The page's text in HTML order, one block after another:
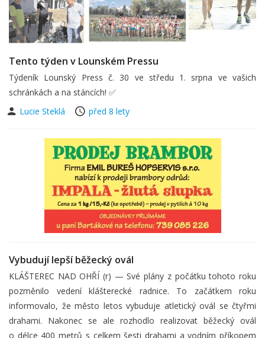
Tento týden v Lounském Pressu
Týdeník Lounský Press č. 30 ve středu 1. srpna ve vašich
schránkách a na stáncích! ✅
Lucie Steklá
před 8 lety
Vybudují lepší běžecký ovál
KLÁŠTEREC NAD OHŘÍ (r) — Své plány z počátku tohoto roku
pozměnilo vedení klášterecké radnice. To začátkem roku
informovalo, že město letos vybuduje atletický ovál se čtyřmi
drahami. Nakonec se ale rozhodlo realizovat běžecký ovál
o délce 400 metrů s celkem šesti drahami a vodním příkopem